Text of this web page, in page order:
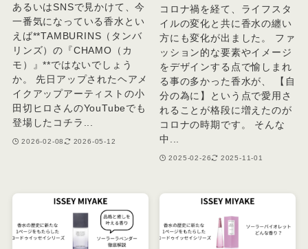
あるいはSNSで見かけて、今
一番気になっている香水とい
えば**TAMBURINS（タンバ
リンズ）の『CHAMO（カ
モ）』**ではないでしょう
か。 先日アップされたヘアメ
イクアップアーティストの小
田切ヒロさんのYouTubeでも
登場したコチラ...
2026-02-08 2026-05-12
コロナ禍を経て、ライフスタ
イルの変化と共に香水の纏い
方にも変化が出ました。 ファ
ッション的な要素やイメージ
をデザインする点で愉しまれ
る事の多かった香水が、 【自
分の為に】という点で愛用さ
れることが格段に増えたのが
コロナの時期です。 そんな
中...
2025-02-26 2025-11-01